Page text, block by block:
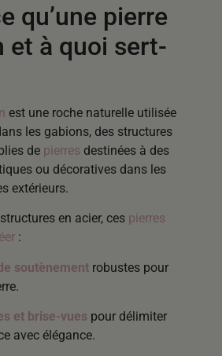
qu’une pierre
et à quoi sert-
est une roche naturelle utilisée
les gabions, des structures
de pierres destinées à des
ou décoratives dans les
extérieurs.
en acier, ces pierres
:
soutènement robustes pour
et brise-vues pour délimiter
avec élégance.